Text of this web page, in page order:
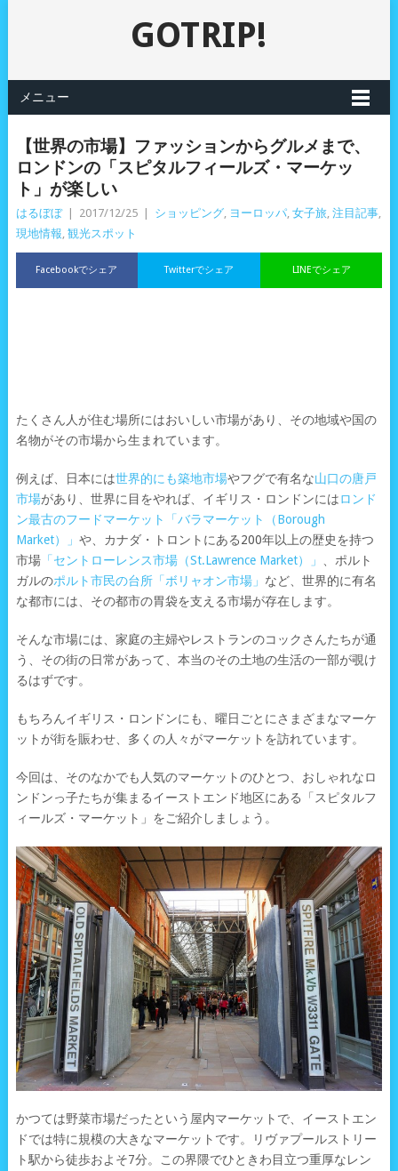
GOTRIP!
メニュー
【世界の市場】ファッションからグルメまで、
ロンドンの「スピタルフィールズ・マーケッ
ト」が楽しい
はるぼぼ 2017/12/25 ショッピング, ヨーロッパ, 女子旅, 注目記事,
現地情報, 観光スポット
Facebookでシェア LINEでシェア
Twitterでシェア
たくさん人が住む場所にはおいしい市場があり、その地域や国の
名物がその市場から生まれています。
例えば、日本には世界的にも築地市場やフグで有名な山口の唐戸
市場があり、世界に目をやれば、イギリス・ロンドンにはロンド
ン最古のフードマーケット「バラマーケット（Borough
Market）」 や、カナダ・トロントにある200年以上の歴史を持つ
市場「セントローレンス市場（St.Lawrence Market）」
、ポルト
ガルのポルト市民の台所「ボリャオン市場」 など、世界的に有名
な都市には、その都市の胃袋を支える市場が存在します。
そんな市場には、家庭の主婦やレストランのコックさんたちが通
う、その街の日常があって、本当のその土地の生活の一部が覗け
るはずです。
もちろんイギリス・ロンドンにも、曜日ごとにさまざまなマーケ
ットが街を賑わせ、多くの人々がマーケットを訪れています。
今回は、そのなかでも人気のマーケットのひとつ、おしゃれなロ
ンドンっ子たちが集まるイーストエンド地区にある「スピタルフ
ィールズ・マーケット」をご紹介しましょう。
かつては野菜市場だったという屋内マーケットで、イーストエン
ドでは特に規模の大きなマーケットです。リヴァプールストリー
ト駅から徒歩およそ7分。この界隈でひときわ目立つ重厚なレン